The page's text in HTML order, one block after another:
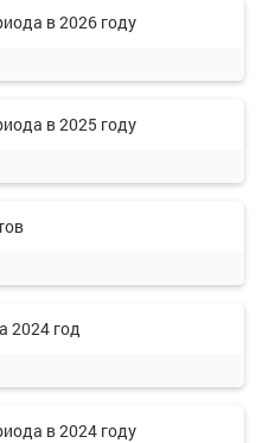
в 2026 году
в 2025 году
2024 год
в 2024 году